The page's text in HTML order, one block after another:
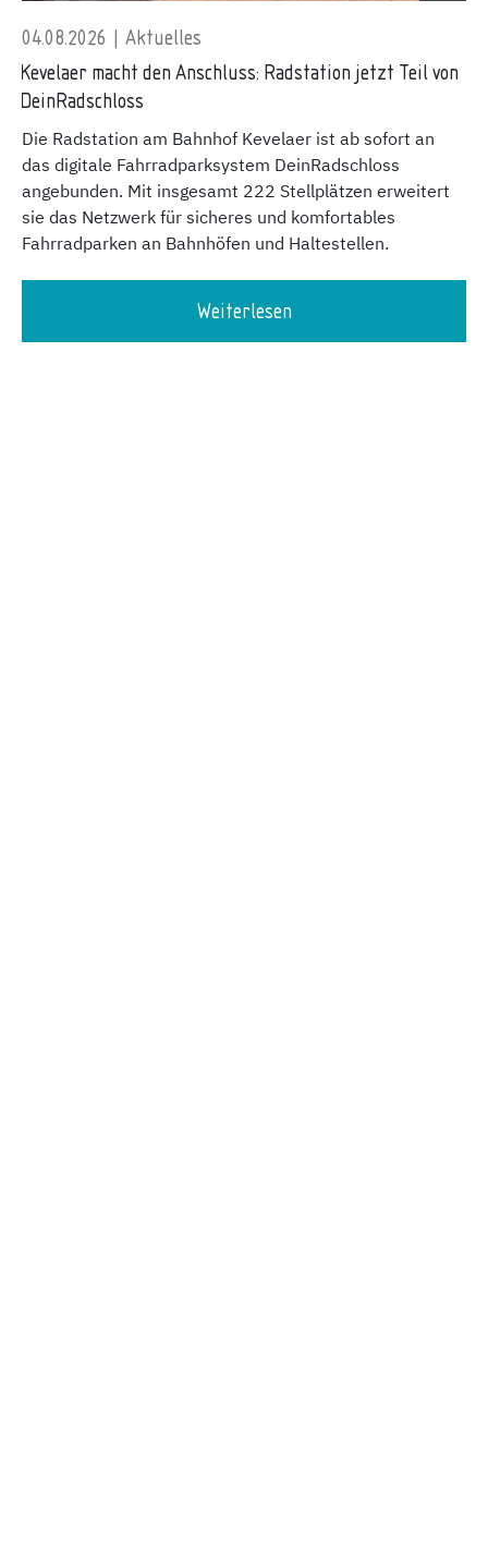
04.08.2026 | Aktuelles
Kevelaer macht den Anschluss: Radstation jetzt Teil von
DeinRadschloss
Die Radstation am Bahnhof Kevelaer ist ab sofort an
das digitale Fahrradparksystem DeinRadschloss
angebunden. Mit insgesamt 222 Stellplätzen erweitert
sie das Netzwerk für sicheres und komfortables
Fahrradparken an Bahnhöfen und Haltestellen.
Weiterlesen